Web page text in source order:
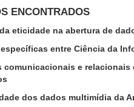
ENCONTRADOS
eticidade na abertura de
entre Ciência da
comunicacionais e
dos dados multimídia da